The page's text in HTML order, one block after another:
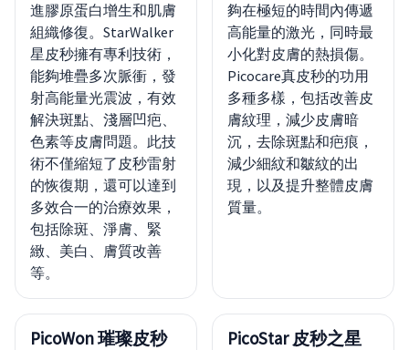
進膠原蛋白增生和肌膚
組織修復。StarWalker
星皮秒擁有專利技術，
能夠堆疊多次脈衝，發
射高能量光震波，有效
解決斑點、淺層凹疤、
色素等皮膚問題。此技
術不僅縮短了皮秒雷射
的恢復期，還可以達到
多效合一的治療效果，
包括除斑、淨膚、緊
緻、美白、膚質改善
等。
夠在極短的時間內傳遞
高能量的激光，同時最
小化對皮膚的熱損傷。
Picocare真皮秒的功用
多種多樣，包括改善皮
膚紋理，減少皮膚暗
沉，去除斑點和疤痕，
減少細紋和皺紋的出
現，以及提升整體皮膚
質量。
PicoWon 璀璨皮秒 PicoStar 皮秒之星